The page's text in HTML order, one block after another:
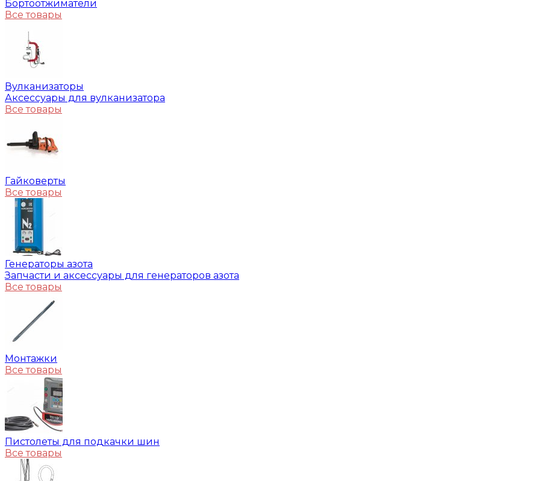
Бортоотжиматели
Все товары
Вулканизаторы
Аксессуары для вулканизатора
Все товары
Гайковерты
Все товары
Генераторы азота
Запчасти и аксессуары для генераторов азота
Все товары
Монтажки
Все товары
Пистолеты для подкачки шин
Все товары